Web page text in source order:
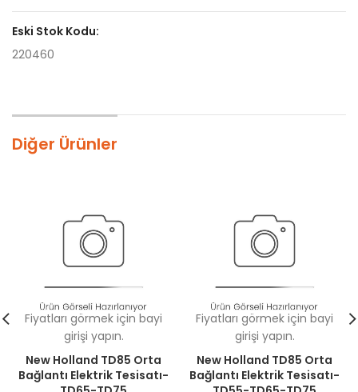
Eski Stok Kodu:
220460
Diğer Ürünler
Fiyatları görmek için bayi
girişi yapın.
New Holland TD85 Orta
Bağlantı Elektrik Tesisatı-
Fiyatları görmek için bayi
girişi yapın.
New Holland TD85 Orta
Bağlantı Elektrik Tesisatı-